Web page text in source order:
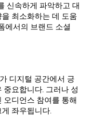
신속하게 파악하고 대
최소화하는 데 도움
에서의 브랜드 소셜
디지털 공간에서 긍
요합니다. 그러나 성
오디언스 참여를 통해
좌우됩니다.